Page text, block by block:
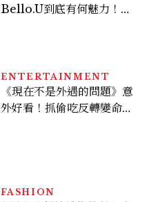
Bello.U到底有何魅力！揭
倦感，超神！
ENTERTAINMENT
《現在不是外遇的問題》意
外好看！抓偷吃反轉變命
FASHION